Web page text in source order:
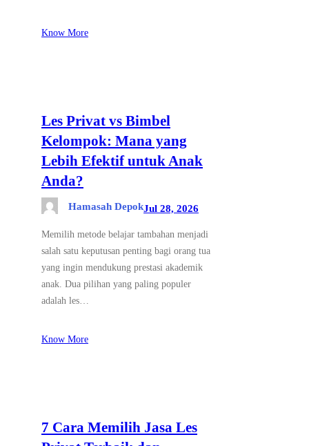
Know More
Les Privat vs Bimbel
Kelompok: Mana yang
Lebih Efektif untuk Anak
Anda?
Hamasah DepokJul 28, 2026
Memilih metode belajar tambahan menjadi
salah satu keputusan penting bagi orang tua
yang ingin mendukung prestasi akademik
anak. Dua pilihan yang paling populer
adalah les…
Know More
7 Cara Memilih Jasa Les